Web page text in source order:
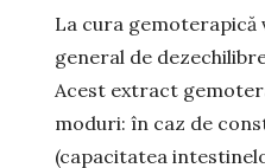
La cura gemoterapică
general de
Acest extract
moduri: în caz de
(capacitatea